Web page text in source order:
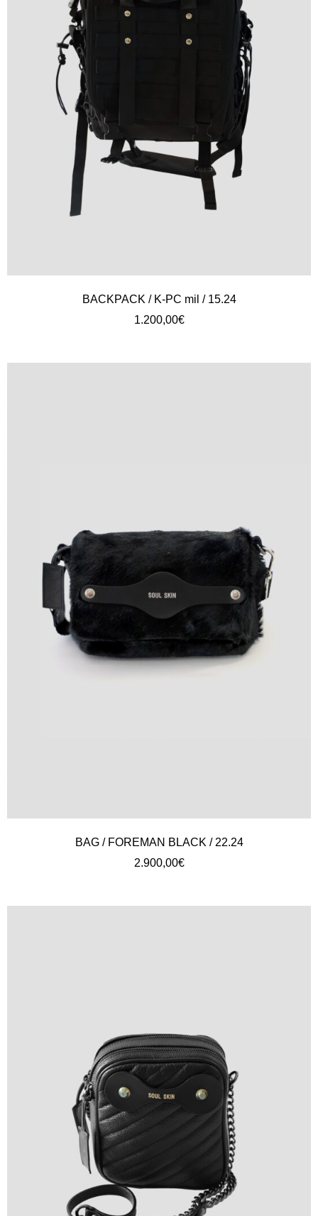
BACKPACK / K-PC mil / 15.24
1.200,00€
BAG / FOREMAN BLACK / 22.24
2.900,00€